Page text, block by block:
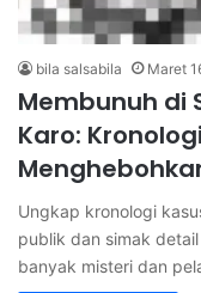
bila salsabila Maret
Membunuh di
Karo:
Ungkap kronologi
publik dan simak
banyak misteri dan